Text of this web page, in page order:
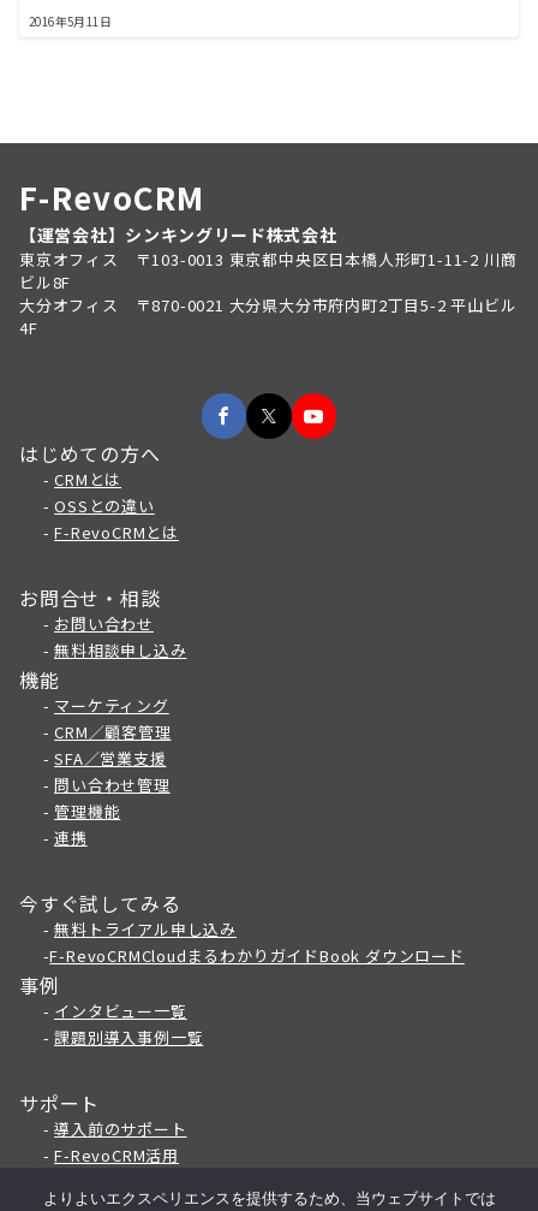
2016年5月11日
F-RevoCRM
【運営会社】シンキングリード株式会社
東京オフィス 〒103-0013 東京都中央区日本橋人形町1-11-2 川商
ビル8F
大分オフィス 〒870-0021 大分県大分市府内町2丁目5-2 平山ビル
4F
はじめての方へ
-CRMとは
-OSSとの違い
-F-RevoCRMとは
お問合せ・相談
- お問い合わせ
-無料相談申し込み
機能
- マーケティング
-CRM／顧客管理
-SFA／営業支援
-問い合わせ管理
-管理機能
-連携
今すぐ試してみる
-無料トライアル申し込み
-F-RevoCRMCloudまるわかりガイドBook ダウンロード
事例
- インタビュー一覧
-課題別導入事例一覧
サポート
-導入前のサポート
-F-RevoCRM活用
よりよいエクスペリエンスを提供するため、当ウェブサイトでは